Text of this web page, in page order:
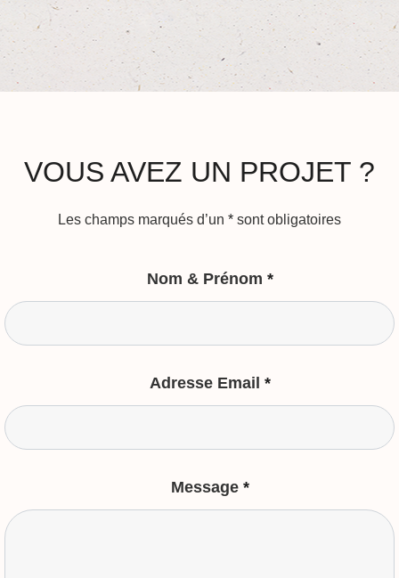
VOUS AVEZ UN PROJET ?
Les champs marqués d’un * sont obligatoires
Nom & Prénom *
Adresse Email *
Message *